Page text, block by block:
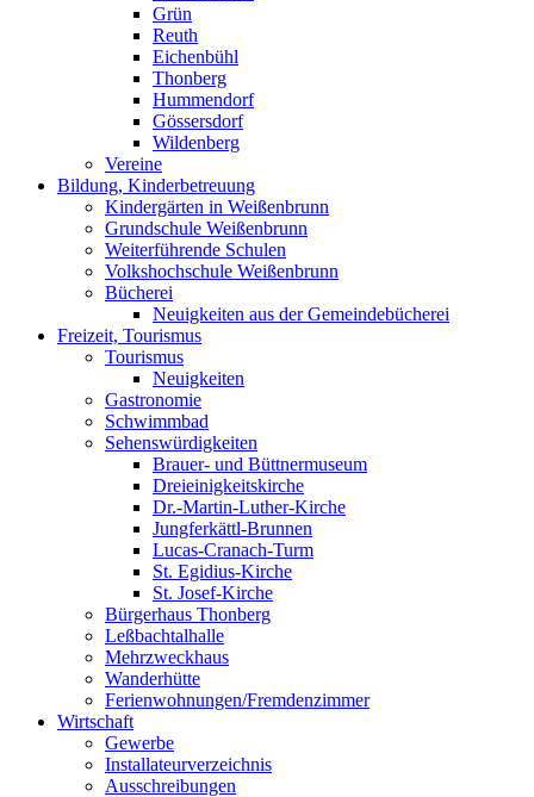
Grün
Reuth
Eichenbühl
Thonberg
Hummendorf
Gössersdorf
Wildenberg
Vereine
Bildung, Kinderbetreuung
Kindergärten in Weißenbrunn
Grundschule Weißenbrunn
Weiterführende Schulen
Volkshochschule Weißenbrunn
Bücherei
Neuigkeiten aus der Gemeindebücherei
Freizeit, Tourismus
Tourismus
Neuigkeiten
Gastronomie
Schwimmbad
Sehenswürdigkeiten
Brauer- und Büttnermuseum
Dreieinigkeitskirche
Dr.-Martin-Luther-Kirche
Jungferkättl-Brunnen
Lucas-Cranach-Turm
St. Egidius-Kirche
St. Josef-Kirche
Bürgerhaus Thonberg
Leßbachtalhalle
Mehrzweckhaus
Wanderhütte
Ferienwohnungen/Fremdenzimmer
Wirtschaft
Gewerbe
Installateurverzeichnis
Ausschreibungen